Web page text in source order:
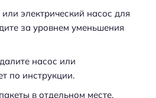
электрический насос для
за уровнем уменьшения
насос или
по инструкции.
в отдельном месте,